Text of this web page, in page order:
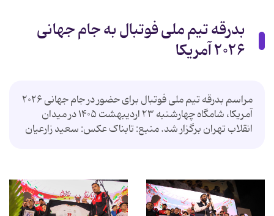
بدرقه تیم ملی فوتبال به جام جهانی
۲۰۲۶ آمریکا
مراسم بدرقه تیم ملی فوتبال برای حضور در جام جهانی ۲۰۲۶
آمریکا، شامگاه چهارشنبه ۲۳ اردیبهشت ۱۴۰۵ در میدان
انقلاب تهران برگزار شد. منبع: تابناک عکس: سعید زارعیان